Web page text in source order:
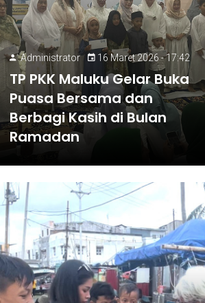
Administrator 16 Maret 2026 - 17:42
TP PKK Maluku Gelar Buka
Puasa Bersama dan
Berbagi Kasih di Bulan
Ramadan